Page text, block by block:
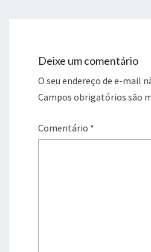
Deixe um comentário
O seu endereço de e-mail
Campos obrigatórios são
Comentário *